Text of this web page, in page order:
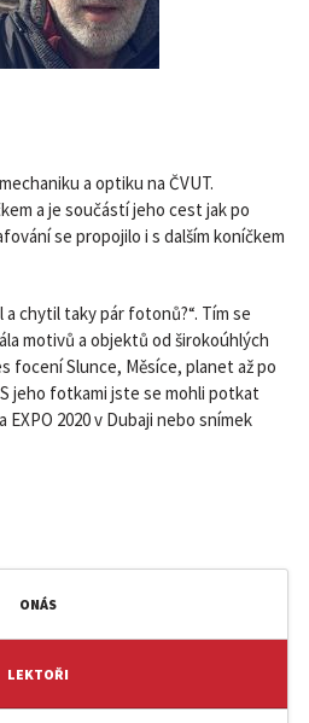
a optiku na ČVUT.
a je součástí jeho cest jak po
se propojilo i s dalším koníčkem
a chytil taky pár fotonů?“. Tím se
motivů a objektů od širokoúhlých
focení Slunce, Měsíce, planet až po
jeho fotkami jste se mohli potkat
2020 v Dubaji nebo snímek
ONÁS
LEKTOŘI